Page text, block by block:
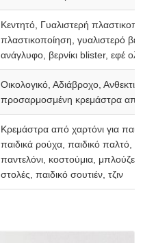
Κεντητό, Γυαλιστερή
πλαστικοποίηση, γυαλιστερό
ανάγλυφο, βερνίκι blister, εφέ
Οικολογικό, Αδιάβροχο, Ανθεκτικό,
προσαρμοσμένη κρεμάστρα από
Κρεμάστρα από χαρτόνι για
παιδικά ρούχα, παιδικό παλτό,
παντελόνι, κοστούμια, μπλούζες,
στολές, παιδικό σουτιέν, τζιν